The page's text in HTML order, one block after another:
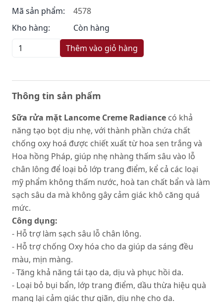
Mã sản phẩm:
4578
Kho hàng:
Còn hàng
Thêm vào giỏ hàng
Thông tin sản phẩm
Sữa rửa mặt Lancome Creme Radiance có khả
năng tạo bọt dịu nhẹ, với thành phần chứa chất
chống oxy hoá được chiết xuất từ hoa sen trắng và
Hoa hồng Pháp, giúp nhẹ nhàng thấm sâu vào lỗ
chân lông để loại bỏ lớp trang điểm, kể cả các loại
mỹ phẩm không thấm nước, hoà tan chất bẩn và làm
sạch sâu da mà không gây cảm giác khô căng quá
mức.
Công dụng:
- Hỗ trợ làm sạch sâu lỗ chân lông.
- Hỗ trợ chống Oxy hóa cho da giúp da sáng đều
màu, mịn màng.
- Tăng khả năng tái tạo da, dịu và phục hồi da.
- Loại bỏ bụi bẩn, lớp trang điểm, dầu thừa hiệu quà
mang lại cảm giác thư giãn, dịu nhẹ cho da.